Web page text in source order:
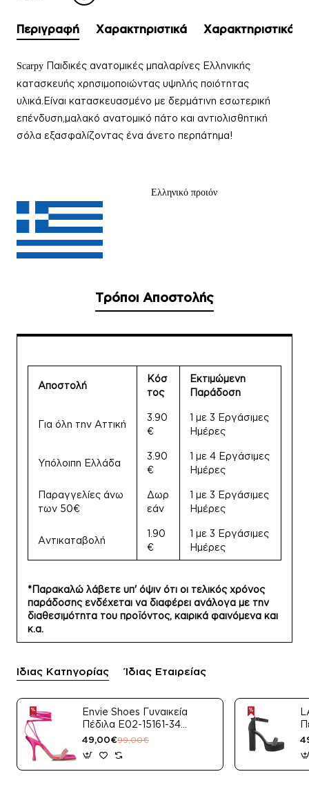
Περιγραφή Χαρακτηριστικά Χαρακτηριστικά
Scarpy Παιδικές ανατομικές μπαλαρίνες Ελληνικής
κατασκευής χρησιμοποιώντας υψηλής ποιότητας
υλικά.Είναι κατασκευασμένο με δερμάτινη εσωτερική
επένδυση,μαλακό ανατομικό πάτο και αντιολισθητική
σόλα εξασφαλίζοντας ένα άνετο περπάτημα!
Ελληνικό προιόν
Τρόποι Αποστολής
Αποστολή
Κόσ
τος
Εκτιμώμενη
Παράδοση
Για όλη την Αττική
3.90
€
1 με 3 Εργάσιμες
Ημέρες
Υπόλοιπη Ελλάδα
3.90
€
1 με 4 Εργάσιμες
Ημέρες
Παραγγελίες άνω
των 50€
Δωρ
εάν
1 με 3 Εργάσιμες
Ημέρες
Αντικαταβολή
1.90
€
1 με 3 Εργάσιμες
Ημέρες
*Παρακαλώ λάβετε υπ' όψιν ότι οι τελικός χρόνος
παράδοσης ενδέχεται να διαφέρει ανάλογα με την
διαθεσιμότητα του προϊόντος, καιρικά φαινόμενα και
κ.α.
Ίδιας Κατηγορίας Ίδιας Εταιρείας
Envie Shoes Γυναικεία
Πέδιλα E02-15161-34
Μαύρο Satin
49,00€99,00€